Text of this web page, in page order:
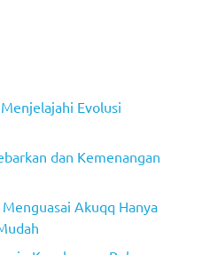
Evolusi
dan Kemenangan
Akuqq ​​Hanya